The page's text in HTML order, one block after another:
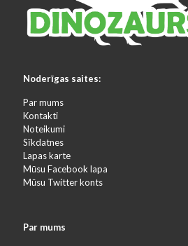
Noderīgas saites:
Par mums
Kontakti
Noteikumi
Sīkdatnes
Lapas karte
Mūsu Facebook lapa
Mūsu Twitter konts
Par mums